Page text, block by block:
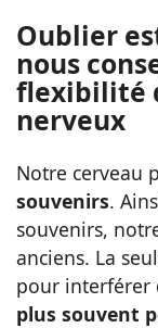
Oublier
nous
flexibilité
nerveux
Notre cerveau
souvenirs.
souvenirs,
anciens. La
pour interférer
plus souvent